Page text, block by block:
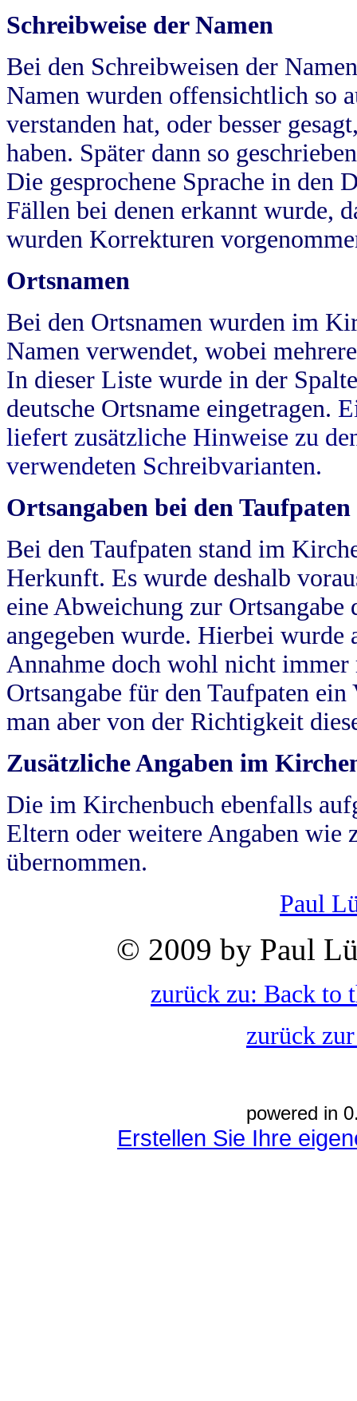
Schreibweise der Namen
Bei den Schreibweisen der
Namen wurden offensichtlich so
verstanden hat, oder besser
haben. Später dann so
Die gesprochene Sprache in
Fällen bei denen erkannt wurde,
wurden Korrekturen
Ortsnamen
Bei den Ortsnamen wurden im
Namen verwendet, wobei
In dieser Liste wurde in der
deutsche Ortsname eingetragen.
liefert zusätzliche Hinweise zu
verwendeten Schreibvarianten.
Ortsangaben bei den Taufpaten
Bei den Taufpaten stand im
Herkunft. Es wurde deshalb
eine Abweichung zur
angegeben wurde. Hierbei wurde
Annahme doch wohl nicht
Ortsangabe für den Taufpaten
man aber von der Richtigkeit
Zusätzliche Angaben im
Die im Kirchenbuch ebenfalls
Eltern oder weitere Angaben wie
übernommen.
Paul
© 2009 by Paul
zurück zu: Back to
zurück
powered in
Erstellen Sie Ihre